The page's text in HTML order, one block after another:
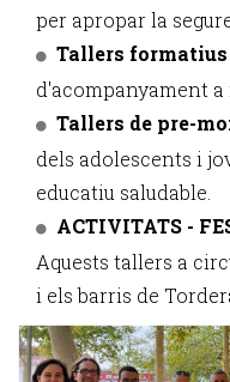
per apropar la
Tallers
d'acompanyament
Tallers de pre-
dels adolescents i
educatiu saludable.
ACTIVITATS -
Aquests tallers a
i els barris de